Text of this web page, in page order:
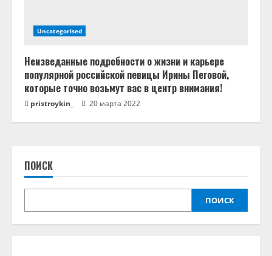
Uncategorised
Неизведанные подробности о жизни и карьере
популярной российской певицы Ирины Пеговой,
которые точно возьмут вас в центр внимания!
pristroykin_ 20 марта 2022
ПОИСК
ПОИСК